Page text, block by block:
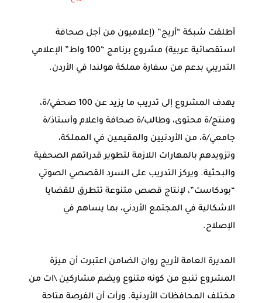
أطلقت شبكة “أريج” (إعلاميون من أجل صحافة
استقصائية عربية) مشروع برنامج “100 واط” الإعلامي
التدريبي بدعم من سفارة مملكة هولندا في الأردن.
يهدف المشروع إلى تدريب ما يزيد عن 100 صحفي/ة،
ومنتج/ة محتوى، وطالب/ة صحافة واعلام وأستاذ/ة
جامعي/ة، من الأردنيين والمقيمين في المملكة،
وتزويدهم بالمهارات اللازمة لتطوير قدراتهم الصحفية
والبحثية. ويركز التدريب على السرد القصصي الصوتي
“بودكاست”، لإنتاج قصص متنوعة تتطرق للقضايا
الاشكالية في المجتمع الأردني، بما يساهم في
الإصلاح.
المديرة العامة لأريج روان الضامن اعتبرت أن ميزة
المشروع تنبع من كونه متنوع ويضم مشاركين \ات من
مختلف المحافظات الأردنية. ورأت أن الفرصة متاحة